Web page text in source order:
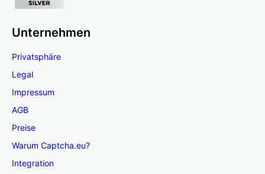
Unternehmen
Privatsphäre
Legal
Impressum
AGB
Preise
Warum Captcha.eu?
Integration